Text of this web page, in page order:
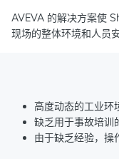
AVEVA 的解决方案使
现场的整体环境和人员安
高度动态的工业环
缺乏用于事故培训
由于缺乏经验，操